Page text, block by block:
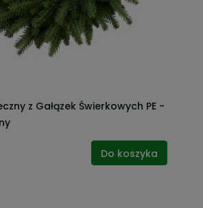
z Gałązek Świerkowych PE -
Do koszyka